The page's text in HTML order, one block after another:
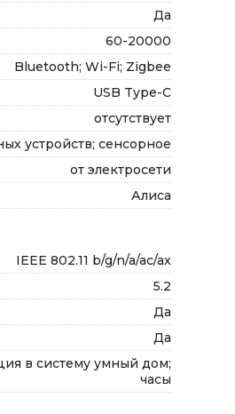
Да
60-20000
Bluetooth; Wi-Fi; Zigbee
USB Type-C
отсутствует
устройств; сенсорное
от электросети
Алиса
IEEE 802.11 b/g/n/a/ac/ax
5.2
Да
Да
в систему умный дом;
часы